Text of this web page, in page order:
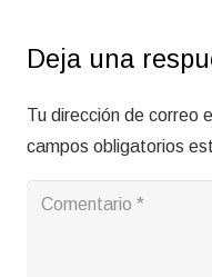
Deja una
Tu dirección de correo
campos obligatorios